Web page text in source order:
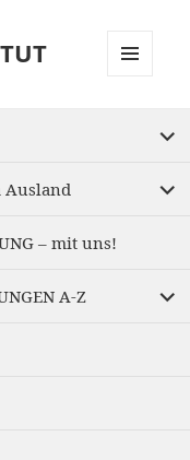
child
child
– mit uns!
A-Z
child